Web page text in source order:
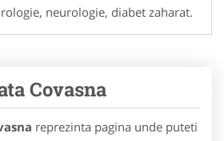
neurologie, diabet zaharat.
Covasna
reprezinta pagina unde puteti